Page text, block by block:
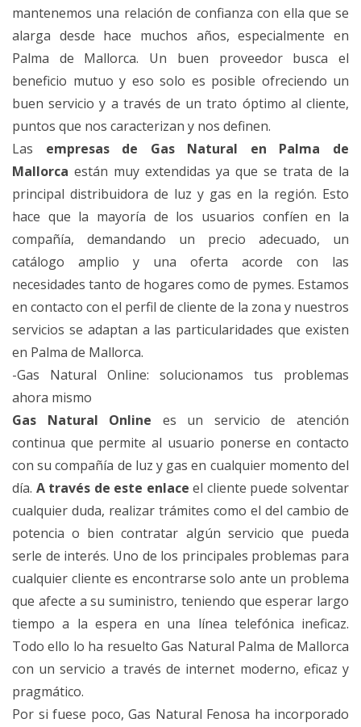
mantenemos una relación de confianza con ella que se
alarga desde hace muchos años, especialmente en
Palma de Mallorca. Un buen proveedor busca el
beneficio mutuo y eso solo es posible ofreciendo un
buen servicio y a través de un trato óptimo al cliente,
puntos que nos caracterizan y nos definen.
Las empresas de Gas Natural en Palma de
Mallorca están muy extendidas ya que se trata de la
principal distribuidora de luz y gas en la región. Esto
hace que la mayoría de los usuarios confíen en la
compañía, demandando un precio adecuado, un
catálogo amplio y una oferta acorde con las
necesidades tanto de hogares como de pymes. Estamos
en contacto con el perfil de cliente de la zona y nuestros
servicios se adaptan a las particularidades que existen
en Palma de Mallorca.
-Gas Natural Online: solucionamos tus problemas
ahora mismo
Gas Natural Online es un servicio de atención
continua que permite al usuario ponerse en contacto
con su compañía de luz y gas en cualquier momento del
día. A través de este enlaceel cliente puede solventar
cualquier duda, realizar trámites como el del cambio de
potencia o bien contratar algún servicio que pueda
serle de interés. Uno de los principales problemas para
cualquier cliente es encontrarse solo ante un problema
que afecte a su suministro, teniendo que esperar largo
tiempo a la espera en una línea telefónica ineficaz.
Todo ello lo ha resuelto Gas Natural Palma de Mallorca
con un servicio a través de internet moderno, eficaz y
pragmático.
Por si fuese poco, Gas Natural Fenosa ha incorporado